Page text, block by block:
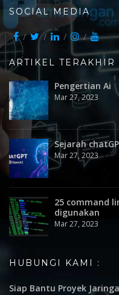
SOCIAL MEDIA
ARTIKEL TERAKHIR
Pengertian Ai
Mar 27, 2023
Sejarah
Mar 27, 2023
25 command
digunakan
Mar 27, 2023
HUBUNGI KAMI :
Siap Bantu Proyek